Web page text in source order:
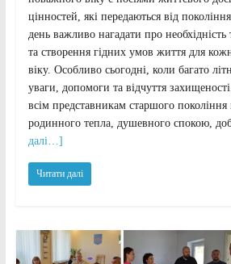
цінностей, які передаються від
день важливо нагадати про
та створення гідних умов життя для
віку. Особливо сьогодні, коли багато
уваги, допомоги та відчуття
всім представникам старшого покоління
родинного тепла, душевного спокою,
далі…]
Читати далі